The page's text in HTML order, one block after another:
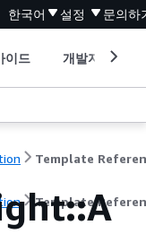
한국어 설정 문의하
이드 개발자 도구
Template
Template